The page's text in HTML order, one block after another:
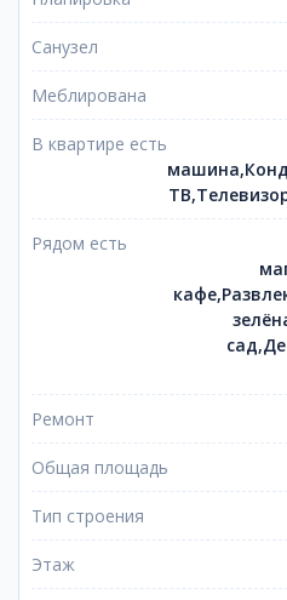
Санузел
Меблирована
В квартире есть
Рядом есть
Ремонт
Общая площадь
Тип строения
Этаж